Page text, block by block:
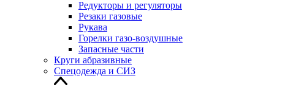
Редукторы и регуляторы
Резаки газовые
Рукава
Горелки газо-воздушные
Запасные части
Круги абразивные
Спецодежда и СИЗ